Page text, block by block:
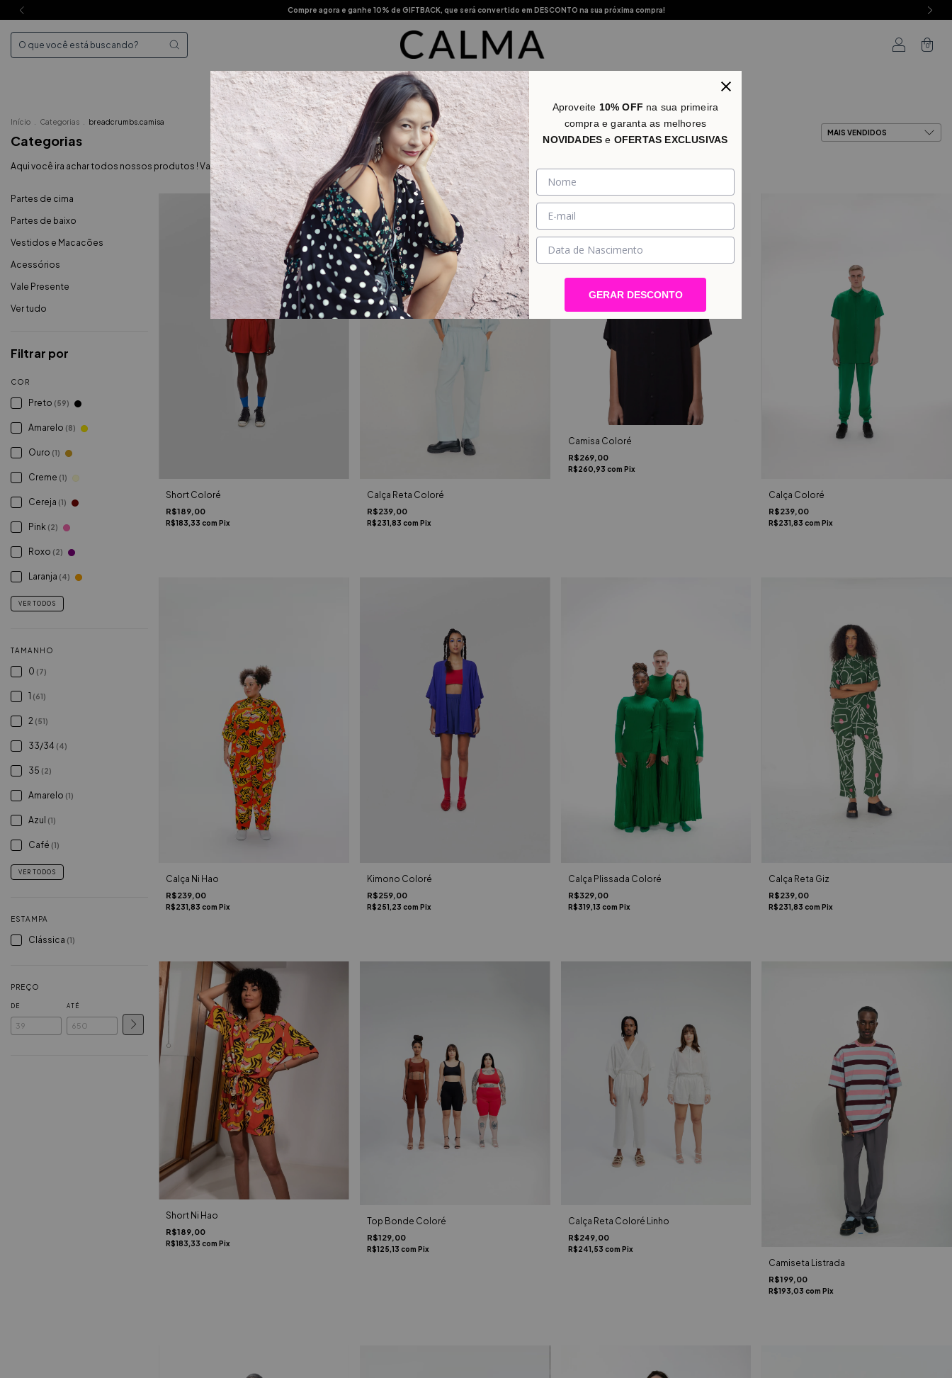
Compre agora e ganhe 10% de GIFTBACK, que será convertido em DESCONTO na sua próxima compra!
0
Mais Vendidos Novidades Categorias
Início Categorias breadcrumbs.camisa
Categorias
Aqui você ira achar todos nossos produtos ! Vamos brincar, monta seu mix perfeito !
Partes de cima
Partes de baixo
Vestidos e Macacões
Acessórios
Vale Presente
Ver tudo
Filtrar por
COR
Preto (59)
Amarelo (8)
Ouro (1)
Creme (1)
Cereja (1)
Pink (2)
Roxo (2)
Laranja (4)
VER TODOS
TAMANHO
0 (7)
1 (61)
2 (51)
33/34 (4)
35 (2)
Amarelo (1)
Azul (1)
Café (1)
VER TODOS
ESTAMPA
Clássica (1)
PREÇO
DE ATÉ
Short Coloré
R$189,00
R$183,33 com Pix
Calça Reta Coloré
R$239,00
R$231,83 com Pix
Camisa Coloré
R$269,00
R$260,93 com Pix
Calça Coloré
R$239,00
R$231,83com Pix
Calça Ni Hao
R$239,00
R$231,83 com Pix
Kimono Coloré
R$259,00
R$251,23 com Pix
Calça Plissada Coloré
R$329,00
R$319,13 com Pix
Calça Reta Giz
R$239,00
R$231,83com Pix
Short Ni Hao
R$189,00
R$183,33 com Pix
Top Bonde Coloré
R$129,00
R$125,13 com Pix
Calça Reta Coloré Linho
R$249,00
R$241,53 com Pix
Camiseta Listrada
R$199,00
R$193,03com Pix
Aproveite 10% OFF na sua primeira
compra e garanta as melhores
NOVIDADESe OFERTAS EXCLUSIVAS
GERAR DESCONTO